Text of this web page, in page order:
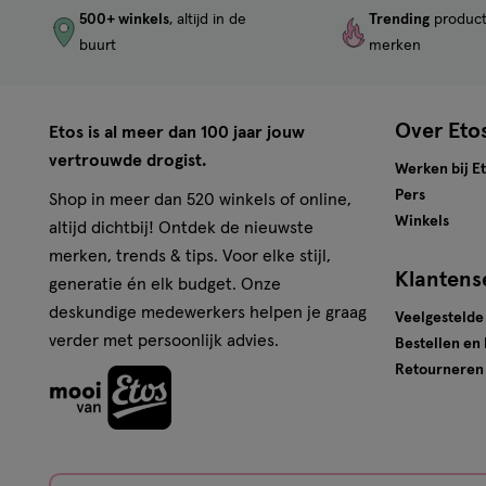
500+ winkels, altijd in de
buurt
Trending
merken
Etos is al meer dan 100 jaar jouw
vertrouwde drogist.
Shop in meer dan 520 winkels of online,
altijd dichtbij! Ontdek de nieuwste
merken, trends & tips. Voor elke stijl,
generatie én elk budget. Onze
deskundige medewerkers helpen je graag
verder met persoonlijk advies.
Over
Werken bij
Pers
Winkels
Veelgestelde
Bestellen en
Retourneren